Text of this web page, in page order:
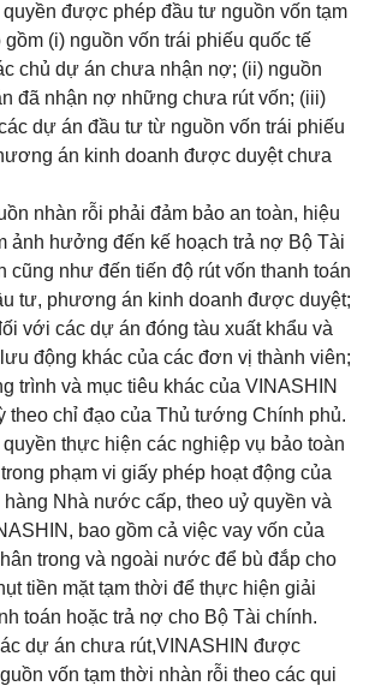
được phép đầu tư nguồn vốn tạm
(i) nguồn vốn trái phiếu quốc tế
chủ dự án chưa nhận nợ; (ii) nguồn
đã nhận nợ những chưa rút vốn; (iii)
dự án đầu tư từ nguồn vốn trái phiếu
án kinh doanh được duyệt chưa
nhàn rỗi phải đảm bảo an toàn, hiệu
ảnh hưởng đến kế hoạch trả nợ Bộ Tài
cũng như đến tiến độ rút vốn thanh toán
tư, phương án kinh doanh được duyệt;
với các dự án đóng tàu xuất khẩu và
động khác của các đơn vị thành viên;
trình và mục tiêu khác của VINASHIN
theo chỉ đạo của Thủ tướng Chính phủ.
thực hiện các nghiệp vụ bảo toàn
phạm vi giấy phép hoạt động của
Nhà nước cấp, theo uỷ quyền và
bao gồm cả việc vay vốn của
trong và ngoài nước để bù đắp cho
tiền mặt tạm thời để thực hiện giải
toán hoặc trả nợ cho Bộ Tài chính.
dự án chưa rút,VINASHIN được
vốn tạm thời nhàn rỗi theo các qui